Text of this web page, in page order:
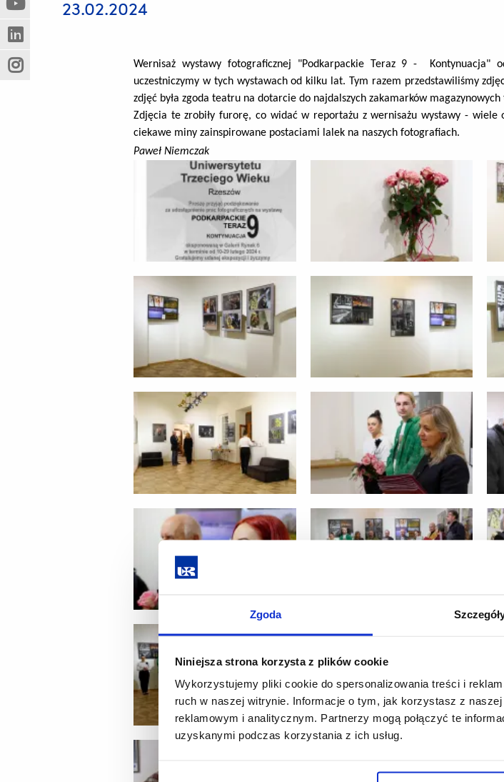
Zgoda
Niniejsza strona korzysta z plików cookie
Wykorzystujemy pliki cookie do spersonalizowania treści i
ruch w naszej witrynie. Informacje o tym, jak korzystasz z
reklamowym i analitycznym. Partnerzy mogą połączyć te
uzyskanymi podczas korzystania z ich usług.
innej
strony)
(Nowe
okno)
(Link
do
innej
strony)
(Nowe
okno)
(Link
do
innej
(Nowe
(Link
23.02.2024
Wernisaż wystawy fotograficznej "Podkarpackie Teraz 9 - Kontynuacja"
uczestniczymy w tych wystawachod kilku lat. Tym razem przedstawiliśmy
zdjęć była zgoda teatru na dotarcie do najdalszych zakamarków
Zdjęcia te zrobiły furorę, co widać w reportażu z wernisażu wystawy - wiele
ciekawe miny zainspirowane postaciami lalek na naszych fotografiach.
Paweł Niemczak